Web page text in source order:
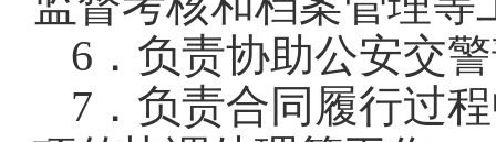
6 ．负责协助公安交
7 ．负责合同履行过